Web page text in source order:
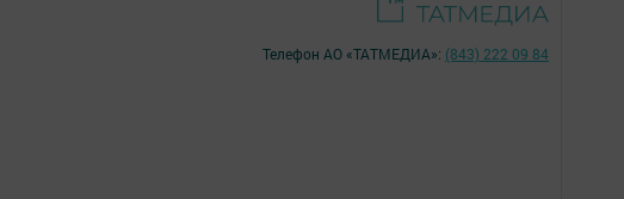
Телефон АО «ТАТМЕДИА»: (843) 222 09 84